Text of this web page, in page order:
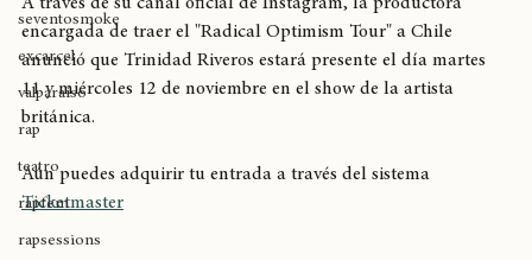
joyasdelpacífico
seventosmoke
excarcel
valparaíso
rap
teatro
rapfem
A través de su canal oficial de Instagram, la productora
encargada de traer el "Radical Optimism Tour" a Chile
anunció que Trinidad Riveros estará presente el día martes
11 y miércoles 12 de noviembre en el show de la artista
Aún puedes adquirir tu entrada a través del sistema
Ticketmaster